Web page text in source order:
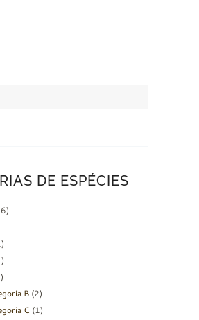
DE ESPÉCIES
B (2)
C (1)